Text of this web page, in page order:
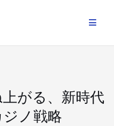
がる、新時代
ノ戦略